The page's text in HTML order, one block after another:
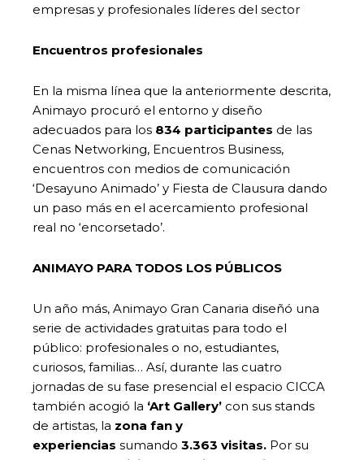
empresas y profesionales líderes del sector
Encuentros profesionales
En la misma línea que la anteriormente descrita,
Animayo procuró el entorno y diseño
adecuados para los 834 participantes de las
Cenas Networking, Encuentros Business,
encuentros con medios de comunicación
‘Desayuno Animado’ y Fiesta de Clausura dando
un paso más en el acercamiento profesional
real no ‘encorsetado’.
ANIMAYO PARA TODOS LOS PÚBLICOS
Un año más, Animayo Gran Canaria diseñó una
serie de actividades gratuitas para todo el
público: profesionales o no, estudiantes,
curiosos, familias… Así, durante las cuatro
jornadas de su fase presencial el espacio CICCA
también acogió la ‘Art Gallery’ con sus stands
de artistas, la zona fan y
experiencias sumando 3.363 visitas. Por su